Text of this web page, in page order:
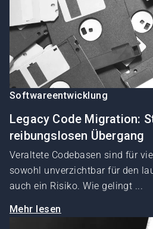
Softwareentwicklung
Legacy Code Migration:
reibungslosen Übergang
Veraltete Codebasen sind für
sowohl unverzichtbar für den
auch ein Risiko. Wie gelingt ...
Mehr lesen